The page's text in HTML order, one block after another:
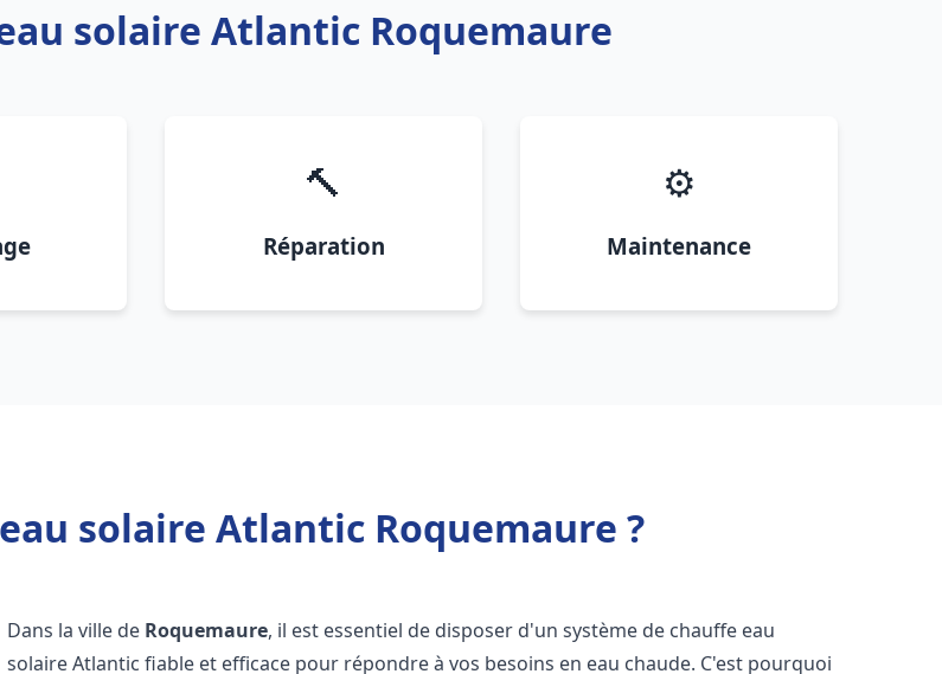
solaire Atlantic Roquemaure
🔨
Réparation
⚙️
Maintenance
solaire Atlantic Roquemaure ?
Dans la ville de Roquemaure, il est essentiel de disposer d'un système de chauffe eau
solaire Atlantic fiable et efficace pour répondre à vos besoins en eau chaude. C'est pourquoi